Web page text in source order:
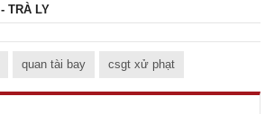
TRÀ LY
quan tài bay csgt xử phạt